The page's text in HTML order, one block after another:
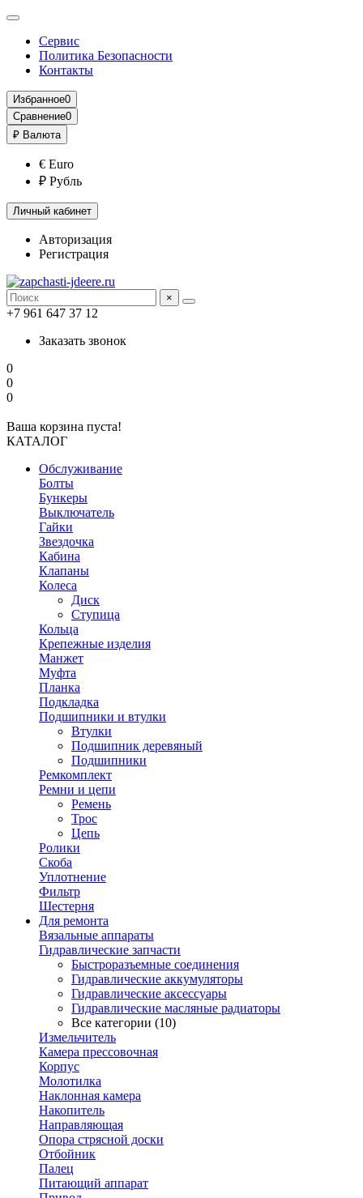
Сервис
Политика Безопасности
Контакты
Избранное0
Сравнение0
₽ Валюта
€ Euro
₽ Рубль
Личный кабинет
Авторизация
Регистрация
×
+7 961 647 37 12
Заказать звонок
0
0
0
Ваша корзина пуста!
КАТАЛОГ
Обслуживание
Болты
Бункеры
Выключатель
Гайки
Звездочка
Кабина
Клапаны
Колеса
Диск
Ступица
Кольца
Крепежные изделия
Манжет
Муфта
Планка
Подкладка
Подшипники и втулки
Втулки
Подшипник деревяный
Подшипники
Ремкомплект
Ремни и цепи
Ремень
Трос
Цепь
Ролики
Скоба
Уплотнение
Фильтр
Шестерня
Для ремонта
Вязальные аппараты
Гидравлические запчасти
Быстроразъемные соединения
Гидравлические аккумуляторы
Гидравлические аксессуары
Гидравлические масляные радиаторы
Все категории (10)
Измельчитель
Камера прессовочная
Корпус
Молотилка
Наклонная камера
Накопитель
Направляющая
Опора стрясной доски
Отбойник
Палец
Питающий аппарат